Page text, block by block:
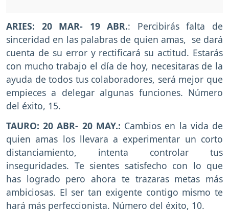
ARIES: 20 MAR- 19 ABR.: Percibirás falta de
sinceridad en las palabras de quien amas, se dará
cuenta de su error y rectificará su actitud. Estarás
con mucho trabajo el día de hoy, necesitaras de la
ayuda de todos tus colaboradores, será mejor que
empieces a delegar algunas funciones. Número
del éxito, 15.
TAURO: 20 ABR- 20 MAY.: Cambios en la vida de
quien amas los llevara a experimentar un corto
distanciamiento, intenta controlar tus
inseguridades. Te sientes satisfecho con lo que
has logrado pero ahora te trazaras metas más
ambiciosas. El ser tan exigente contigo mismo te
hará más perfeccionista. Número del éxito, 10.